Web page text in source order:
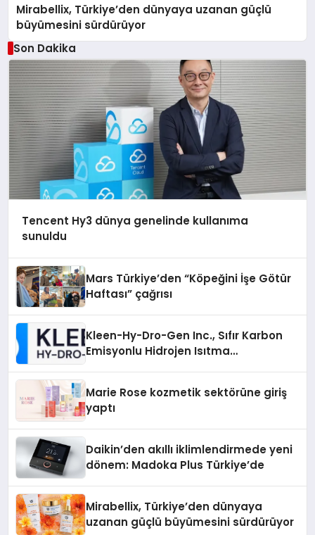
Mirabellix, Türkiye’den dünyaya uzanan güçlü
büyümesini sürdürüyor
Son Dakika
Tencent Hy3 dünya genelinde kullanıma
sunuldu
Mars Türkiye’den “Köpeğini İşe Götür
Haftası” çağrısı
Kleen-Hy-Dro-Gen Inc., Sıfır Karbon
Emisyonlu Hidrojen Isıtma
Marie Rose kozmetik sektörüne giriş
yaptı
Daikin’den akıllı iklimlendirmede yeni
dönem: Madoka Plus Türkiye’de
Mirabellix, Türkiye’den dünyaya
uzanan güçlü büyümesini sürdürüyor